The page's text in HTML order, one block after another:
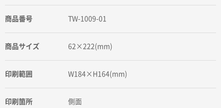
商品番号 TW-1009-01
商品サイズ 62×222(mm)
印刷範囲 W184×H164(mm)
印刷箇所 側面